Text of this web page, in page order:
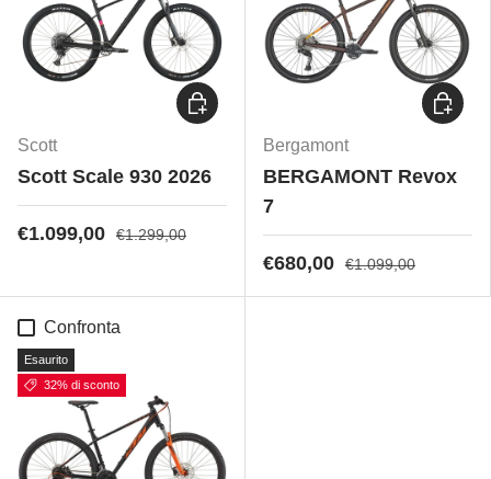
Scott
Scott Scale 930 2026
€1.099,00 €1.299,00
Scegli opzioni
Bergamont
BERGAMONT Revox
7
€680,00 €1.099,00
Scegli
Confronta
Esaurito
32% di sconto